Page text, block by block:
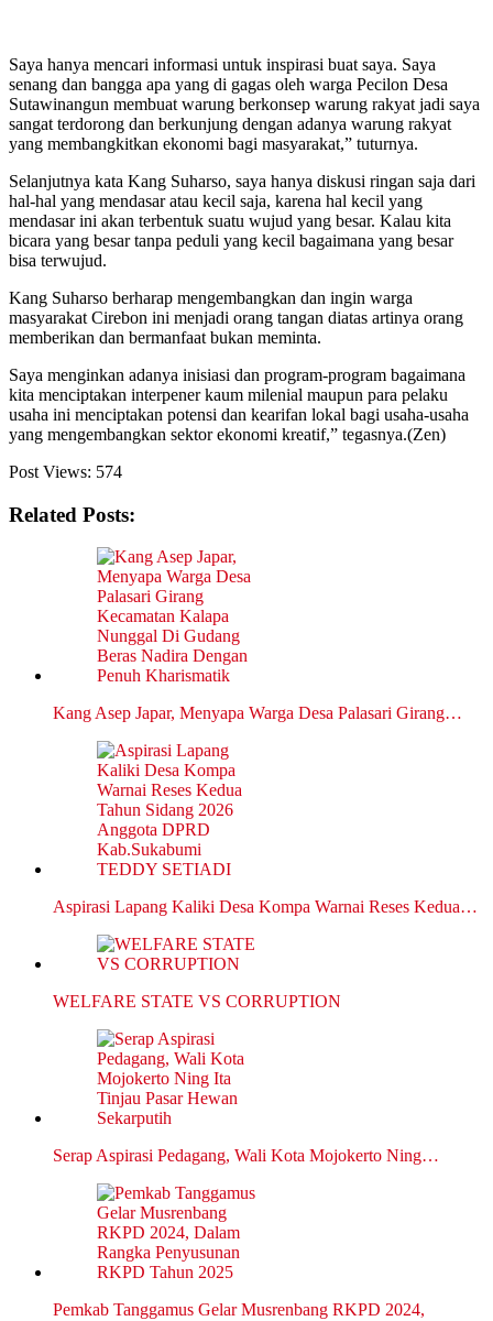
Saya hanya mencari informasi untuk inspirasi buat saya. Saya
senang dan bangga apa yang di gagas oleh warga Pecilon Desa
Sutawinangun membuat warung berkonsep warung rakyat jadi saya
sangat terdorong dan berkunjung dengan adanya warung rakyat
yang membangkitkan ekonomi bagi masyarakat,” tuturnya.
Selanjutnya kata Kang Suharso, saya hanya diskusi ringan saja dari
hal-hal yang mendasar atau kecil saja, karena hal kecil yang
mendasar ini akan terbentuk suatu wujud yang besar. Kalau kita
bicara yang besar tanpa peduli yang kecil bagaimana yang besar
bisa terwujud.
Kang Suharso berharap mengembangkan dan ingin warga
masyarakat Cirebon ini menjadi orang tangan diatas artinya orang
memberikan dan bermanfaat bukan meminta.
Saya menginkan adanya inisiasi dan program-program bagaimana
kita menciptakan interpener kaum milenial maupun para pelaku
usaha ini menciptakan potensi dan kearifan lokal bagi usaha-usaha
yang mengembangkan sektor ekonomi kreatif,” tegasnya.(Zen)
Post Views: 574
Related Posts:
Kang Asep Japar, Menyapa Warga Desa Palasari Girang…
Aspirasi Lapang Kaliki Desa Kompa Warnai Reses Kedua…
WELFARE STATE VS CORRUPTION
Serap Aspirasi Pedagang, Wali Kota Mojokerto Ning…
Pemkab Tanggamus Gelar Musrenbang RKPD 2024,